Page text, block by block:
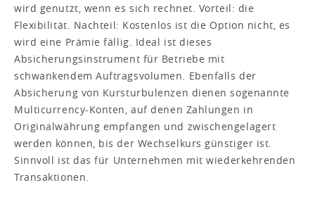
wird genutzt, wenn es sich rechnet. Vorteil: die
Flexibilität. Nachteil: Kostenlos ist die Option nicht, es
wird eine Prämie fällig. Ideal ist dieses
Absicherungsinstrument für Betriebe mit
schwankendem Auftragsvolumen. Ebenfalls der
Absicherung von Kursturbulenzen dienen sogenannte
Multicurrency-Konten, auf denen Zahlungen in
Originalwährung empfangen und zwischengelagert
werden können, bis der Wechselkurs günstiger ist.
Sinnvoll ist das für Unternehmen mit wiederkehrenden
Transaktionen.